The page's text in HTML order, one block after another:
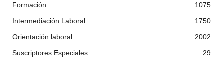
Formación
1075
Intermediación Laboral
1750
Orientación laboral
2002
Suscriptores Especiales
29